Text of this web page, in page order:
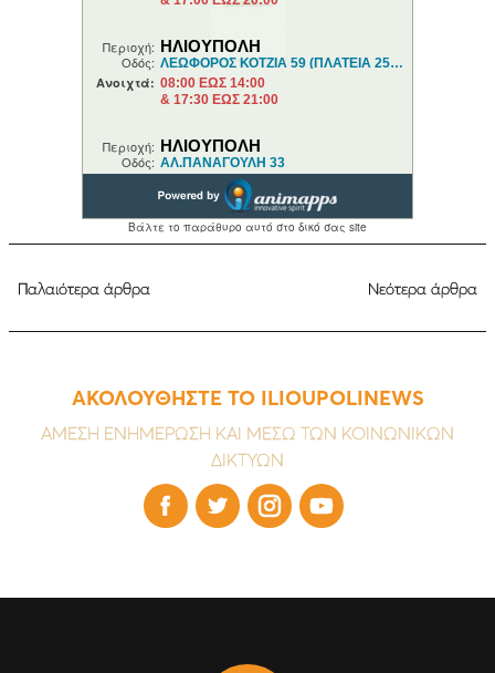
Παλαιότερα άρθρα Νεότερα άρθρα
ΑΚΟΛΟΥΘΗΣΤΕ ΤΟ ILIOUPOLINEWS
ΑΜΕΣΗ ΕΝΗΜΕΡΩΣΗ ΚΑΙ ΜΕΣΩ ΤΩΝ ΚΟΙΝΩΝΙΚΩΝ
ΔΙΚΤΥΩΝ
   